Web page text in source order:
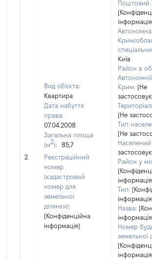
2
Вид об'єкта:
Квартира
Дата набуття
права:
07.04.2008
Загальна площа
(м2):
85,7
Реєстраційний
номер
(кадастровий
номер для
земельної
ділянки):
[Конфіденційна
інформація]
Поштовий
Автономна
Крим/
Київ
Район в
Крим: [Не
[Не
Тип
[Не
Населений
Район у
Тип:
Назва:
Номер
земельної